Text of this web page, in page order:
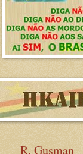
R. Gusman